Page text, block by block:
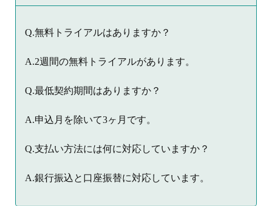
Q.無料トライアルはありますか？
A.2週間の無料トライアルがあります。
Q.最低契約期間はありますか？
A.申込月を除いて3ヶ月です。
Q.支払い方法には何に対応していますか？
A.銀行振込と口座振替に対応しています。